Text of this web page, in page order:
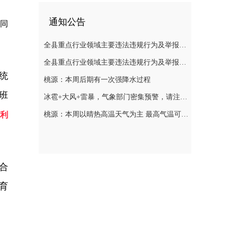
通知公告
全县重点行业领域主要违法违规行为及举报方式通告（五）
全县重点行业领域主要违法违规行为及举报方式通告（二）
桃源：本周后期有一次强降水过程
冰雹+大风+雷暴，气象部门密集预警，请注意防范
桃源：本周以晴热高温天气为主 最高气温可达39℃